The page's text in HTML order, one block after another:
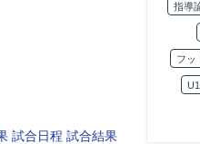
試合日程 試合結果
指導
フッ